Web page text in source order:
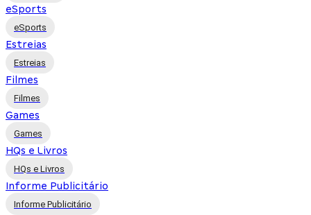
eSports
eSports
Estreias
Estreias
Filmes
Filmes
Games
Games
HQs e Livros
HQs e Livros
Informe Publicitário
Informe Publicitário